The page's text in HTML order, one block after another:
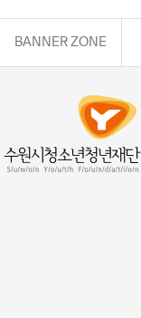
BANNER ZONE